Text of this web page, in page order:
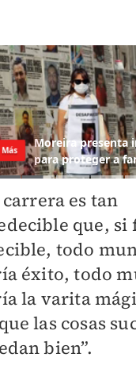
carrera es tan
que, si
todo
éxito, todo
la varita
las cosas
bien”.